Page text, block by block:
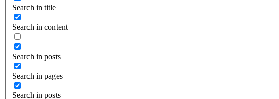
Search in title
Search in content
Search in posts
Search in pages
Search in posts